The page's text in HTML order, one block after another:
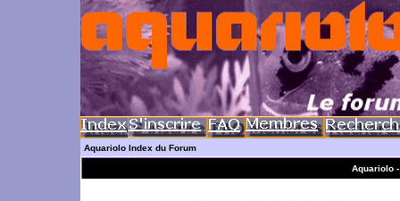
Aquariolo Index du Forum
Aquariolo